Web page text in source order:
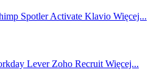
Spotler Activate Klavio Więcej...
Lever Zoho Recruit Więcej...